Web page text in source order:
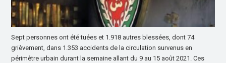
Sept personnes ont été tuées et 1.918 autres blessées, dont 74
grièvement, dans 1.353 accidents de la circulation survenus en
périmètre urbain durant la semaine allant du 9 au 15 août 2021. Ces